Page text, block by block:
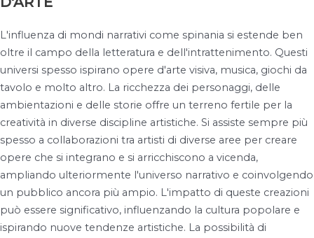
L'influenza di mondi narrativi come spinania si estende ben
oltre il campo della letteratura e dell'intrattenimento. Questi
universi spesso ispirano opere d'arte visiva, musica, giochi da
tavolo e molto altro. La ricchezza dei personaggi, delle
ambientazioni e delle storie offre un terreno fertile per la
creatività in diverse discipline artistiche. Si assiste sempre più
spesso a collaborazioni tra artisti di diverse aree per creare
opere che si integrano e si arricchiscono a vicenda,
ampliando ulteriormente l'universo narrativo e coinvolgendo
un pubblico ancora più ampio. L'impatto di queste creazioni
può essere significativo, influenzando la cultura popolare e
ispirando nuove tendenze artistiche. La possibilità di